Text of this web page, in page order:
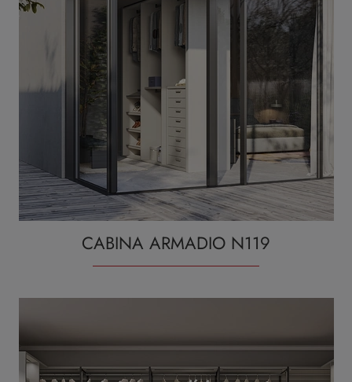
CABINA ARMADIO N119